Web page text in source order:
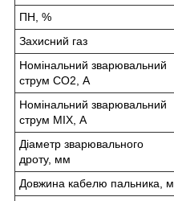
ПН, %
Захисний газ
Номінальний зварювальний
струм CO2, А
Номінальний зварювальний
струм MIX, А
Діаметр зварювального
дроту, мм
Довжина кабелю пальника, м